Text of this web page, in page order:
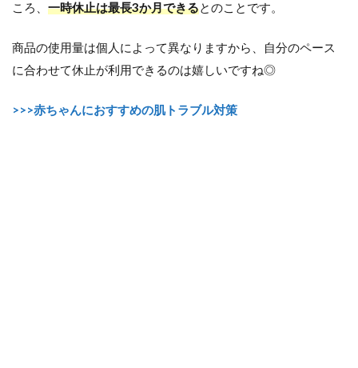
ころ、 一時休止は最長3か月できるとのことです。
商品の使用量は個人によって異なりますから、自分のペース
に合わせて休止が利用できるのは嬉しいですね◎
>>>赤ちゃんにおすすめの肌トラブル対策